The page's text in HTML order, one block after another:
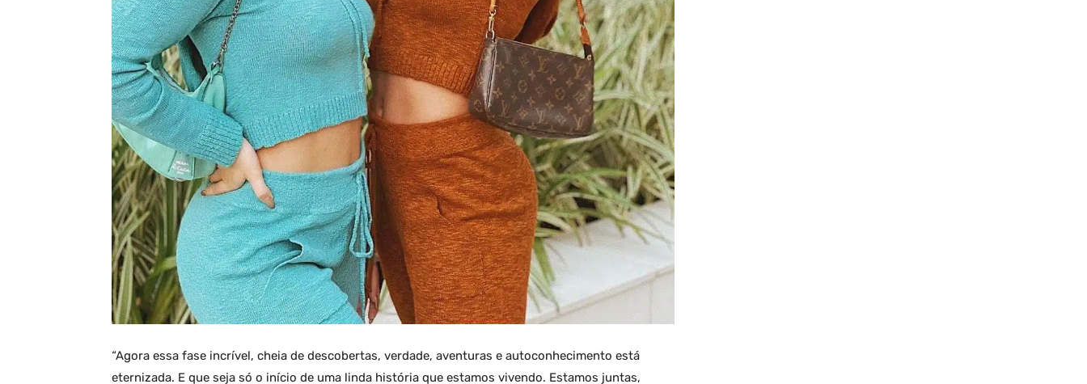
“Agora essa fase incrível, cheia de descobertas, verdade, aventuras e autoconhecimento está
eternizada. E que seja só o início de uma linda história que estamos vivendo. Estamos juntas,